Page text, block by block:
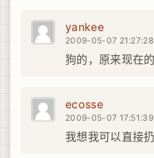
yankee
2009-05-07 21:27:28
狗的，原来现在
ecosse
2009-05-07 17:51:39
我想我可以直接